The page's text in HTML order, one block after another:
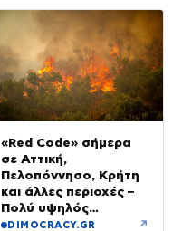
«Red Code» σήμερα
σε Αττική,
Πελοπόννησο, Κρήτη
και άλλες περιοχές –
Πολύ υψηλός
κίνδυνος πυρκαγιάς
DIMOCRACY.GR ↗